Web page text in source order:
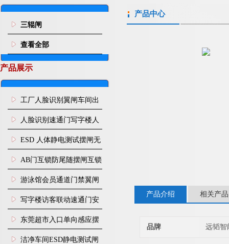
三辊闸
查看全部
产品展示
工厂人脸识别翼闸车间出
入口人行通道门禁
人脸识别速通门写字楼人
行通道闸门禁设备
ESD 人体静电测试摆闸无
尘车间防静电闸机
AB门互锁防尾随摆闸互锁
闸机
游泳馆会员通道门禁翼闸
写字楼访客联动速通门安
装
东莞超市入口单向感应摆
闸安装
洁净车间ESD静电测试闸
产品中心
产品介绍 相关产品
品牌 远韬智